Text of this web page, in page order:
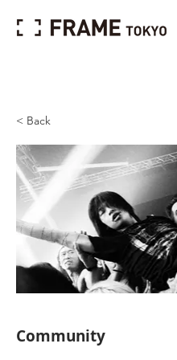
< Back
Community